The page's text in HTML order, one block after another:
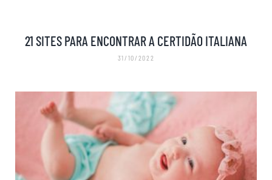
21 SITES PARA ENCONTRAR A CERTIDÃO ITALIANA
31/10/2022